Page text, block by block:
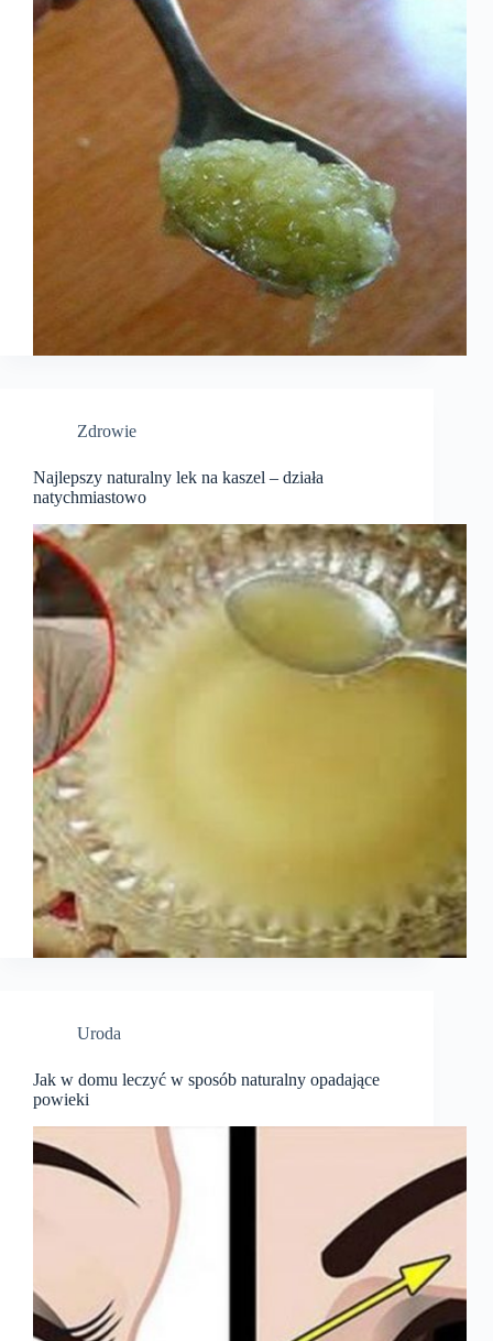
Zdrowie
Najlepszy naturalny lek na kaszel – działa
natychmiastowo
Uroda
Jak w domu leczyć w sposób naturalny opadające
powieki